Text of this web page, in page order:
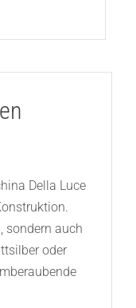
Della Luce
sondern auch
oder